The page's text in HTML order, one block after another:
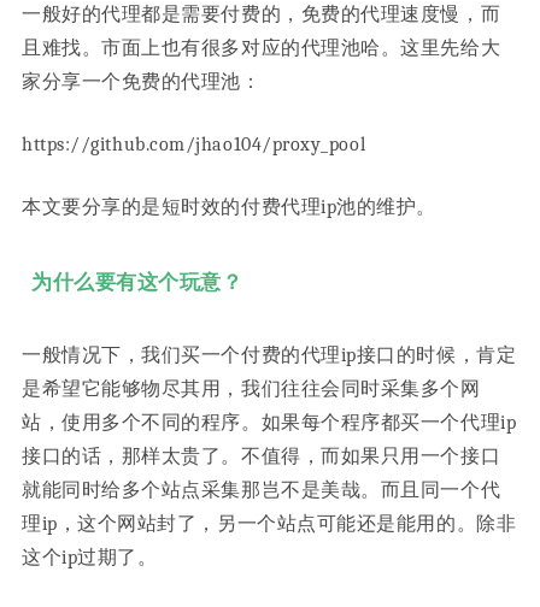
一般好的代理都是需要付费的，免费的代理速度慢，而
且难找。市面上也有很多对应的代理池哈。这里先给大
家分享一个免费的代理池：
https://github.com/jhao104/proxy_pool
本文要分享的是短时效的付费代理ip池的维护。
为什么要有这个玩意？
一般情况下，我们买一个付费的代理ip接口的时候，肯定
是希望它能够物尽其用，我们往往会同时采集多个网
站，使用多个不同的程序。如果每个程序都买一个代理ip
接口的话，那样太贵了。不值得，而如果只用一个接口
就能同时给多个站点采集那岂不是美哉。而且同一个代
理ip，这个网站封了，另一个站点可能还是能用的。除非
这个ip过期了。